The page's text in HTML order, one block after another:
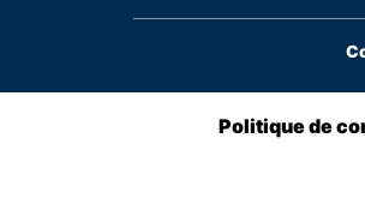
Politique de